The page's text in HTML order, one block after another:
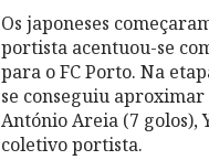
Os japoneses
portista acentuou-se
para o FC Porto. Na
se conseguiu
António Areia (7 golos),
coletivo portista.